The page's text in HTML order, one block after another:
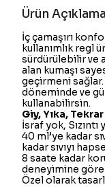
Ürün
İç çamaşırı
kullanımlık regl
sürdürülebilir ve
alan kumaşı
geçirmeni sağlar.
döneminde ve
kullanabilirsin.
Giy, Yıka,
İsraf yok,
40 ml’ye kadar
kadar sıvıyı
8 saate kadar
deneyimine göre
Özel olarak